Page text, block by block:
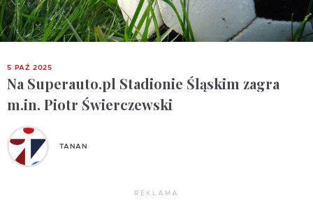
5 PAŹ 2025
Na Superauto.pl Stadionie Śląskim zagra
m.in. Piotr Świerczewski
TANAN
REKLAMA